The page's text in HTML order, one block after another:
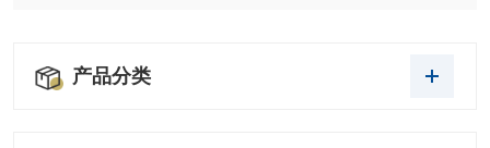
产品分类